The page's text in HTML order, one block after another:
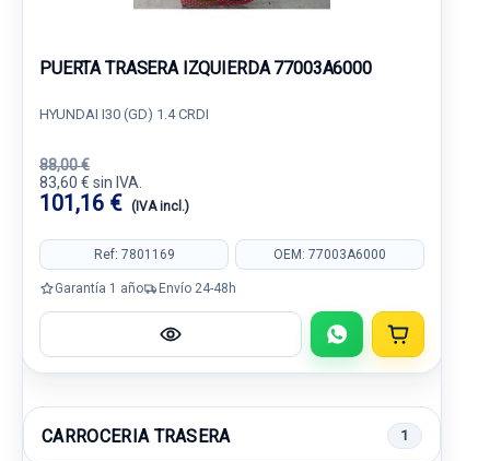
PUERTA TRASERA IZQUIERDA 77003A6000
HYUNDAI I30 (GD) 1.4 CRDI
88,00 €
83,60 € sin IVA.
101,16 € (IVA incl.)
Ref: 7801169 OEM: 77003A6000
Garantía 1 año Envío 24-48h
CARROCERIA TRASERA 1